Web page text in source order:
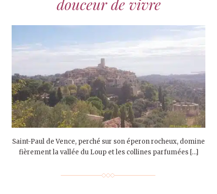
douceur de vivre
Saint-Paul de Vence, perché sur son éperon rocheux, domine
fièrement la vallée du Loup et les collines parfumées […]